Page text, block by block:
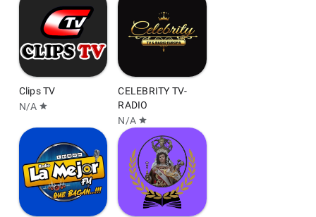
Clips TV
N/A star
CELEBRITY TV-
RADIO
N/A star